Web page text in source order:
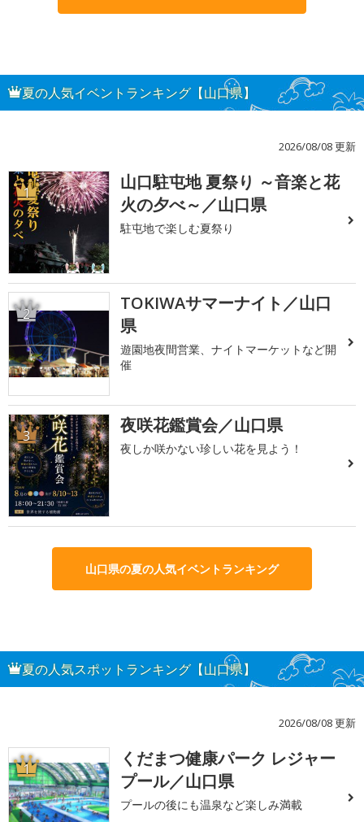
夏の人気イベントランキング【山口県】
2026/08/08 更新
1
山口駐屯地 夏祭り ～音楽と花
火の夕べ～／山口県
駐屯地で楽しむ夏祭り
2
TOKIWAサマーナイト／山口
県
遊園地夜間営業、ナイトマーケットなど開
催
3 夜咲花鑑賞会／山口県
夜しか咲かない珍しい花を見よう！
山口県の夏の人気イベントランキング
夏の人気スポットランキング【山口県】
2026/08/08 更新
1
くだまつ健康パーク レジャー
プール／山口県
プールの後にも温泉など楽しみ満載